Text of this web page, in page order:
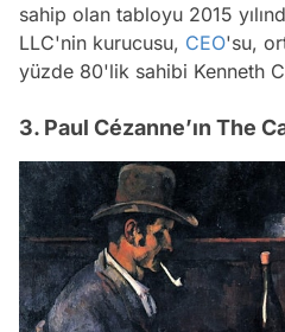
sahip olan tabloyu 2015
LLC'nin kurucusu, CEO'su,
yüzde 80'lik sahibi Kenneth
3. Paul Cézanne’ın The